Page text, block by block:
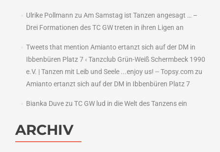
Ulrike Pollmann zu Am Samstag ist Tanzen angesagt … –
Drei Formationen des TC GW treten in ihren Ligen an
Tweets that mention Amianto ertanzt sich auf der DM in
Ibbenbüren Platz 7 ‹ Tanzclub Grün-Weiß Schermbeck 1990
e.V. | Tanzen mit Leib und Seele ...enjoy us! -- Topsy.comzu
Amianto ertanzt sich auf der DM in Ibbenbüren Platz 7
Bianka Duvezu TC GW lud in die Welt des Tanzens ein
ARCHIV